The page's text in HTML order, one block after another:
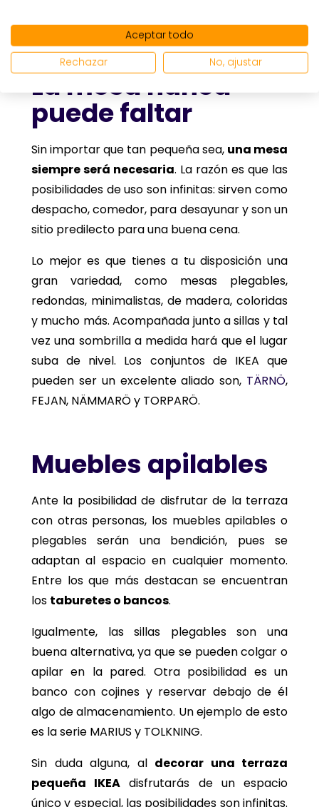
HYLLIS, LÄCKÖ, RUNMARÖ.
La mesa nunca
puede faltar
Sin importar que tan pequeña sea, una mesa
siempre será necesaria. La razón es que las
posibilidades de uso son infinitas: sirven como
despacho, comedor, para desayunar y son un
sitio predilecto para una buena cena.
Lo mejor es que tienes a tu disposición una
gran variedad, como mesas plegables,
redondas, minimalistas, de madera, coloridas
y mucho más. Acompañada junto a sillas y tal
vez una sombrilla a medida hará que el lugar
suba de nivel. Los conjuntos de IKEA que
pueden ser un excelente aliado son, TÄRNÖ,
FEJAN, NÄMMARÖ y TORPARÖ.
Muebles apilables
Ante la posibilidad de disfrutar de la terraza
con otras personas, los muebles apilables o
plegables serán una bendición, pues se
adaptan al espacio en cualquier momento.
Entre los que más destacan se encuentran
los taburetes o bancos.
Igualmente, las sillas plegables son una
buena alternativa, ya que se pueden colgar o
apilar en la pared. Otra posibilidad es un
banco con cojines y reservar debajo de él
algo de almacenamiento. Un ejemplo de esto
es la serie MARIUS y TOLKNING.
Sin duda alguna, al decorar una terraza
pequeña IKEA disfrutarás de un espacio
único y especial, las posibilidades son infinitas.
Aceptar todo
Rechazar
No, ajustar